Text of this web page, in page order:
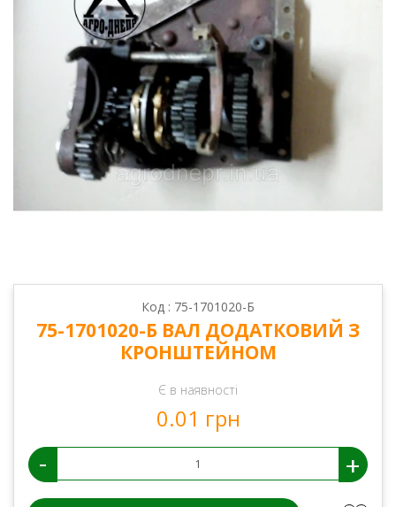
Код : 75-1701020-Б
75-1701020-Б ВАЛ ДОДАТКОВИЙ З
КРОНШТЕЙНОМ
Є в наявності
0.01 грн
- +